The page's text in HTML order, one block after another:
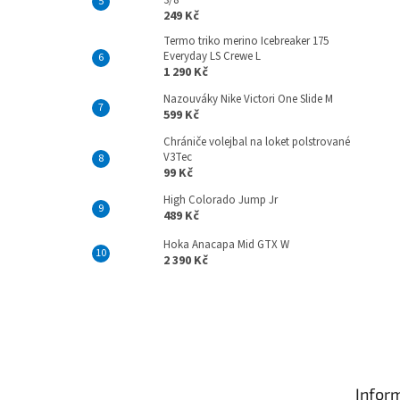
249 Kč
Termo triko merino Icebreaker 175
Everyday LS Crewe L
1 290 Kč
Nazouváky Nike Victori One Slide M
599 Kč
Chrániče volejbal na loket polstrované
V3Tec
99 Kč
High Colorado Jump Jr
489 Kč
Hoka Anacapa Mid GTX W
2 390 Kč